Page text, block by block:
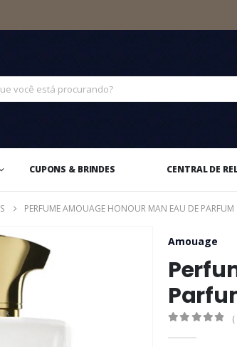
CUPONS & BRINDES CENTRAL DE
PERFUME AMOUAGE HONOUR MAN EAU DE PARFUM
Amouage